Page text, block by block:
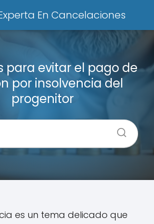
En Cancelaciones
para evitar el pago de
por insolvencia del
progenitor
es un tema delicado que